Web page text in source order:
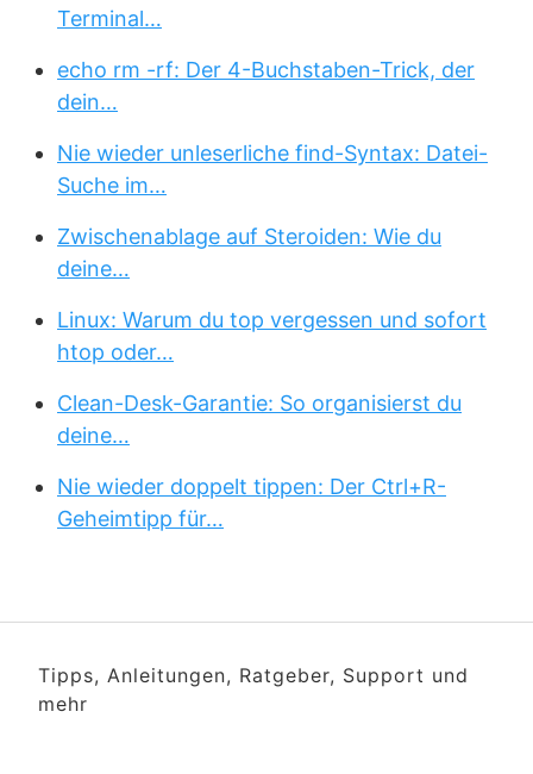
Terminal…
echo rm -rf: Der 4-Buchstaben-Trick, der
dein…
Nie wieder unleserliche find-Syntax: Datei-
Suche im…
Zwischenablage auf Steroiden: Wie du
deine…
Linux: Warum du top vergessen und sofort
htop oder…
Clean-Desk-Garantie: So organisierst du
deine…
Nie wieder doppelt tippen: Der Ctrl+R-
Geheimtipp für…
Tipps, Anleitungen, Ratgeber, Support und
mehr